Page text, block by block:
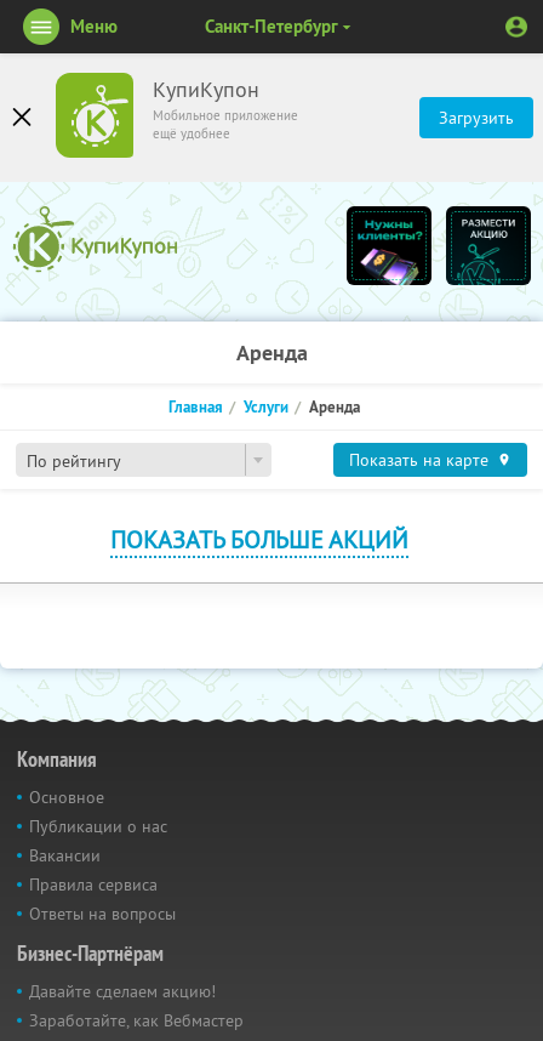
КупиКупон
Мобильное приложение
ещё удобнее
Загрузить
Меню Санкт-Петербург
Аренда
По рейтингу
Главная Услуги Аренда
Показать на карте
ПОКАЗАТЬ БОЛЬШЕ АКЦИЙ
Компания
Основное
Публикации о нас
Вакансии
Правила сервиса
Ответы на вопросы
Бизнес-Партнёрам
Давайте сделаем акцию!
Заработайте, как Вебмастер